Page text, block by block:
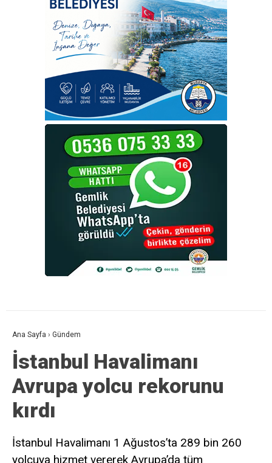
Ana Sayfa › Gündem
İstanbul Havalimanı
Avrupa yolcu rekorunu
kırdı
İstanbul Havalimanı 1 Ağustos’ta 289 bin 260
yolcuya hizmet vererek Avrupa’da tüm